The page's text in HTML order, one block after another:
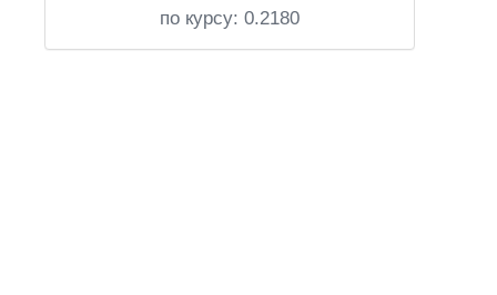
по курсу: 0.2180